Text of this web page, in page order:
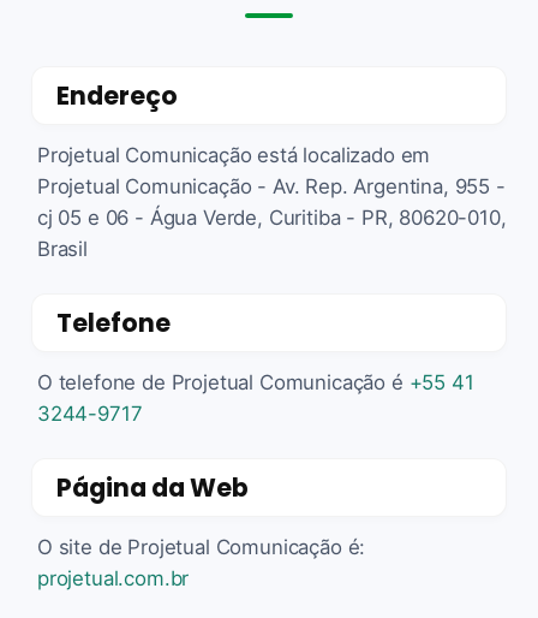
Endereço
Projetual Comunicação está localizado em
Projetual Comunicação - Av. Rep. Argentina, 955 -
cj 05 e 06 - Água Verde, Curitiba - PR, 80620-010,
Brasil
Telefone
O telefone de Projetual Comunicação é +55 41
3244-9717
Página da Web
O site de Projetual Comunicação é:
projetual.com.br